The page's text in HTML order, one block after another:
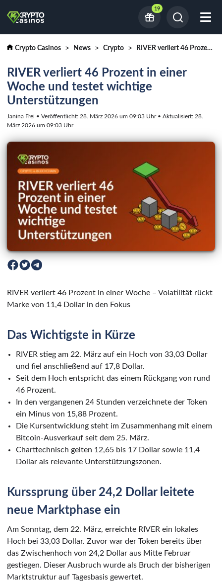
19
Crypto Casinos News Crypto RIVER verliert 46 Prozent in einer Woche und testet wichtige Unterstützungen
RIVER verliert 46 Prozent in einer
Woche und testet wichtige
Unterstützungen
Janina Frei • Veröffentlicht: 28. März 2026 um 09:03 Uhr • Aktualisiert: 28.
März 2026 um 09:03 Uhr
RIVER verliert 46 Prozent in einer Woche – Volatilität rückt
Marke von 11,4 Dollar in den Fokus
Das Wichtigste in Kürze
RIVER stieg am 22. März auf ein Hoch von 33,03 Dollar
und fiel anschließend auf 17,8 Dollar.
Seit dem Hoch entspricht das einem Rückgang von rund
46 Prozent.
In den vergangenen 24 Stunden verzeichnete der Token
ein Minus von 15,88 Prozent.
Die Kursentwicklung steht im Zusammenhang mit einem
Bitcoin-Ausverkauf seit dem 25. März.
Charttechnisch gelten 12,65 bis 17 Dollar sowie 11,4
Dollar als relevante Unterstützungszonen.
Kurssprung über 24,2 Dollar leitete
neue Marktphase ein
Am Sonntag, dem 22. März, erreichte RIVER ein lokales
Hoch bei 33,03 Dollar. Zuvor war der Token bereits über
das Zwischenhoch von 24,2 Dollar aus Mitte Februar
gestiegen. Dieser Ausbruch wurde als Bruch der bisherigen
Marktstruktur auf Tagesbasis gewertet.